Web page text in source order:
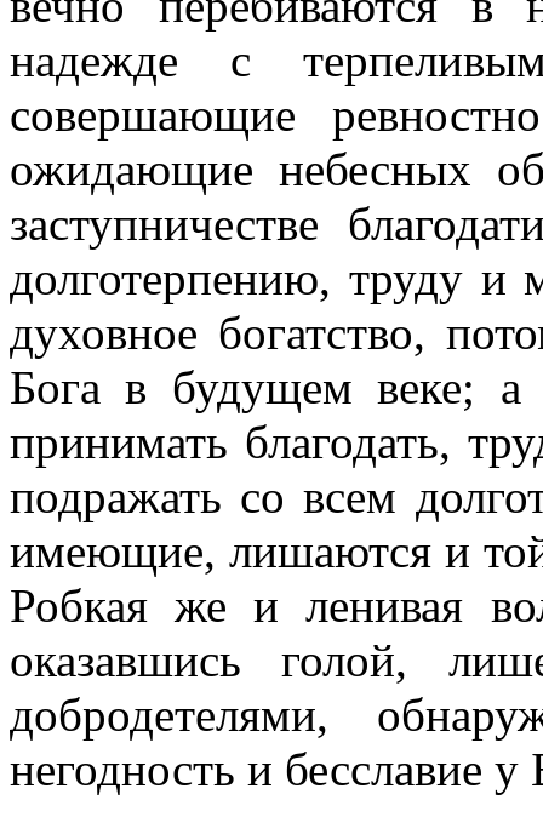
надежде с
совершающие
ожидающие небесных
заступничестве
долготерпению, труду и
духовное богатство,
Бога в будущем веке; а
принимать благодать,
подражать со всем
имеющие, лишаются и той
Робкая же и ленивая
оказавшись голой,
добродетелями,
негодность и бесславие у